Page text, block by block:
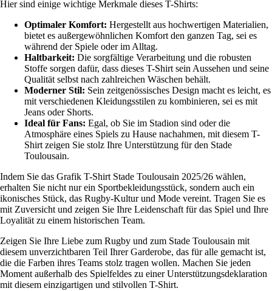
Hier sind einige wichtige Merkmale dieses T-Shirts:
Optimaler Komfort: Hergestellt aus hochwertigen Materialien,
bietet es außergewöhnlichen Komfort den ganzen Tag, sei es
während der Spiele oder im Alltag.
Haltbarkeit: Die sorgfältige Verarbeitung und die robusten
Stoffe sorgen dafür, dass dieses T-Shirt sein Aussehen und seine
Qualität selbst nach zahlreichen Wäschen behält.
Moderner Stil: Sein zeitgenössisches Design macht es leicht, es
mit verschiedenen Kleidungsstilen zu kombinieren, sei es mit
Jeans oder Shorts.
Ideal für Fans: Egal, ob Sie im Stadion sind oder die
Atmosphäre eines Spiels zu Hause nachahmen, mit diesem T-
Shirt zeigen Sie stolz Ihre Unterstützung für den Stade
Toulousain.
Indem Sie das Grafik T-Shirt Stade Toulousain 2025/26 wählen,
erhalten Sie nicht nur ein Sportbekleidungsstück, sondern auch ein
ikonisches Stück, das Rugby-Kultur und Mode vereint. Tragen Sie es
mit Zuversicht und zeigen Sie Ihre Leidenschaft für das Spiel und Ihre
Loyalität zu einem historischen Team.
Zeigen Sie Ihre Liebe zum Rugby und zum Stade Toulousain mit
diesem unverzichtbaren Teil Ihrer Garderobe, das für alle gemacht ist,
die die Farben ihres Teams stolz tragen wollen. Machen Sie jeden
Moment außerhalb des Spielfeldes zu einer Unterstützungsdeklaration
mit diesem einzigartigen und stilvollen T-Shirt.